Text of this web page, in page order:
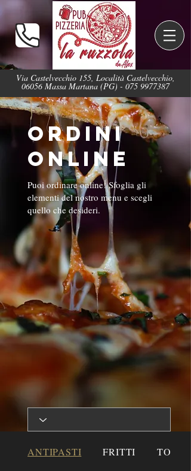
Via Castelvecchio 155, Località Castelvecchio,
06056 Massa Martana (PG) - 075 9977387
Ordini
online
Puoi ordinare online! Sfoglia gli
elementi del nostro menu e scegli
quello che desideri.
ANTIPASTI FRITTI